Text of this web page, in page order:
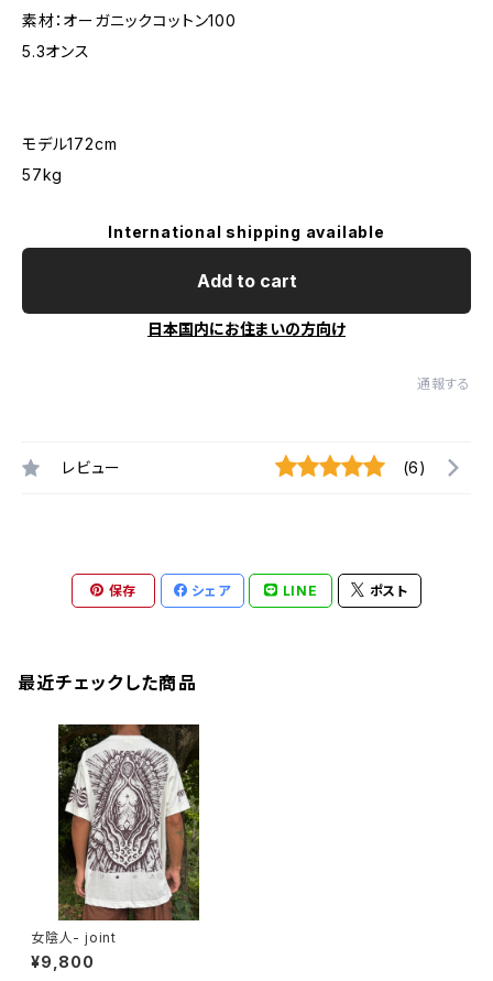
素材：オーガニックコットン100
5.3オンス
モデル172cm
57kg
International shipping available
Add to cart
日本国内にお住まいの方向け
通報する
レビュー (6)
保存 シェア LINE ポスト
最近チェックした商品
女陰人- joint
¥9,800